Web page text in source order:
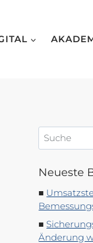
Suchen
Neueste
Änderung